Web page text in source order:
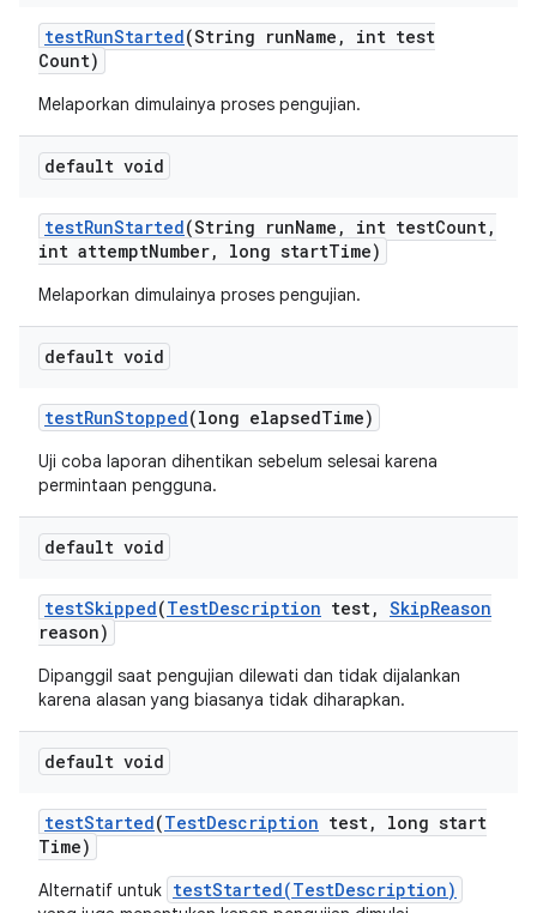
testRunStarted(String runName ,
int test
Count)
Melaporkan dimulainya proses pengujian.
default void
testRunStarted(String runName , int testCount,
int attemptNumber, long startTime)
Melaporkan dimulainya proses pengujian.
default void
testRunStopped(long elapsedTime)
Uji coba laporan dihentikan sebelum selesai karena
permintaan pengguna.
default void
testSkipped(TestDescription test, SkipReason
reason)
Dipanggil saat pengujian dilewati dan tidak dijalankan
karena alasan yang biasanya tidak diharapkan.
default void
testStarted(TestDescription test,
long start
Time)
Alternatif untuk testStarted(TestDescription)